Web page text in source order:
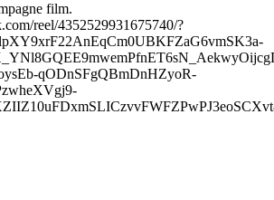
film.
reel/4352529931675740/?
qODnSFgQBmDnHZyoR-